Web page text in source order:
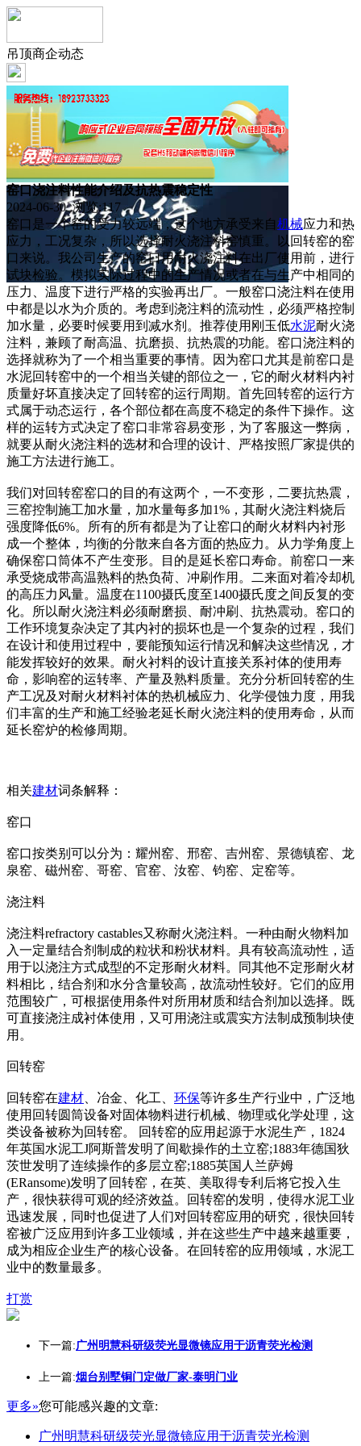
吊顶商企动态
窑口浇注料性能介绍及抗热震稳定性
2024-06-30 浏览:117
窑口是一个窑的受力较远端，这个地方承受来自机械应力和热
应力，工况复杂，所以选择耐火浇注料窑慎重。以回转窑的窑
口来说。我公司生产的窑口用耐火浇注料在出厂使用前，进行
试块检验。模拟实际过程中的生产情况或者在与生产中相同的
压力、温度下进行严格的实验再出厂。一般窑口浇注料在使用
中都是以水为介质的。考虑到浇注料的流动性，必须严格控制
加水量，必要时候要用到减水剂。推荐使用刚玉低水泥耐火浇
注料，兼顾了耐高温、抗磨损、抗热震的功能。窑口浇注料的
选择就称为了一个相当重要的事情。因为窑口尤其是前窑口是
水泥回转窑中的一个相当关键的部位之一，它的耐火材料内衬
质量好坏直接决定了回转窑的运行周期。首先回转窑的运行方
式属于动态运行，各个部位都在高度不稳定的条件下操作。这
样的运转方式决定了窑口非常容易变形，为了客服这一弊病，
就要从耐火浇注料的选材和合理的设计、严格按照厂家提供的
施工方法进行施工。
我们对回转窑窑口的目的有这两个，一不变形，二要抗热震，
三窑控制施工加水量，加水量每多加1%，其耐火浇注料烧后
强度降低6%。所有的所有都是为了让窑口的耐火材料内衬形
成一个整体，均衡的分散来自各方面的热应力。从力学角度上
确保窑口筒体不产生变形。目的是延长窑口寿命。前窑口一来
承受烧成带高温熟料的热负荷、冲刷作用。二来面对着冷却机
的高压力风量。温度在1100摄氏度至1400摄氏度之间反复的变
化。所以耐火浇注料必须耐磨损、耐冲刷、抗热震动。窑口的
工作环境复杂决定了其内衬的损坏也是一个复杂的过程，我们
在设计和使用过程中，要能预知运行情况和解决这些情况，才
能发挥较好的效果。耐火衬料的设计直接关系衬体的使用寿
命，影响窑的运转率、产量及熟料质量。充分分析回转窑的生
产工况及对耐火材料衬体的热机械应力、化学侵蚀力度，用我
们丰富的生产和施工经验老延长耐火浇注料的使用寿命，从而
延长窑炉的检修周期。
相关建材词条解释：
窑口
窑口按类别可以分为：耀州窑、邢窑、吉州窑、景德镇窑、龙
泉窑、磁州窑、哥窑、官窑、汝窑、钧窑、定窑等。
浇注料
浇注料refractory castables又称耐火浇注料。一种由耐火物料加
入一定量结合剂制成的粒状和粉状材料。具有较高流动性，适
用于以浇注方式成型的不定形耐火材料。同其他不定形耐火材
料相比，结合剂和水分含量较高，故流动性较好。它们的应用
范围较广，可根据使用条件对所用材质和结合剂加以选择。既
可直接浇注成衬体使用，又可用浇注或震实方法制成预制块使
用。
回转窑
回转窑在建材 、冶金、化工、 环保等许多生产行业中，广泛地
使用回转圆筒设备对固体物料进行机械、物理或化学处理，这
类设备被称为回转窑。 回转窑的应用起源于水泥生产，1824
年英国水泥工J阿斯普发明了间歇操作的土立窑;1883年德国狄
茨世发明了连续操作的多层立窑;1885英国人兰萨姆
(ERansome)发明了回转窑，在英、美取得专利后将它投入生
产，很快获得可观的经济效益。回转窑的发明，使得水泥工业
迅速发展，同时也促进了人们对回转窑应用的研究，很快回转
窑被广泛应用到许多工业领域，并在这些生产中越来越重要，
成为相应企业生产的核心设备。在回转窑的应用领域，水泥工
业中的数量最多。
打赏
下一篇:广州明慧科研级荧光显微镜应用于沥青荧光检测
上一篇:烟台别墅铜门定做厂家-泰明门业
更多»您可能感兴趣的文章:
广州明慧科研级荧光显微镜应用于沥青荧光检测